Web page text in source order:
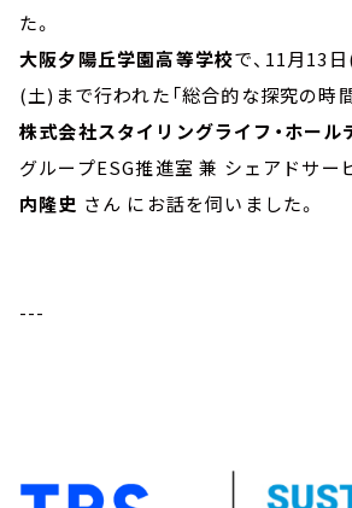
た。
大阪夕陽丘学園高等学校で、11月13
(土)まで行われた「総合的な探究の時
株式会社スタイリングライフ・ホール
グループESG推進室 兼 シェアドサー
内隆史 さん にお話を伺いました。
---